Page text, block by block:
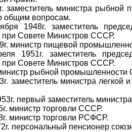
министра рыбной
общим вопросам.
заместитель
Совете Министров СССР.
министр пищевой
заместитель
Совете Министров СССР.
рыбной промышленности
министра легкой
первый заместитель
министр торговли СССР.
министр торговли РСФСР.
персональный пенсионер